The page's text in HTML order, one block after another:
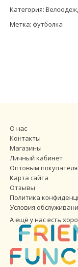
Категория:
Метка: футболка
О нас
Контакты
Магазины
Личный кабинет
Оптовым
Карта сайта
Отзывы
Политика
Условия
А ещё у нас есть